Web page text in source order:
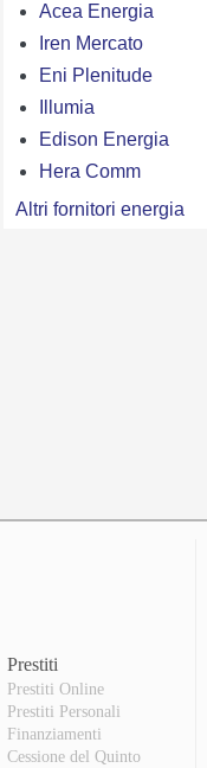
Acea Energia
Iren Mercato
Eni Plenitude
Illumia
Edison Energia
Hera Comm
Altri fornitori energia
Prestiti
Prestiti Online
Prestiti Personali
Finanziamenti
Cessione del Quinto